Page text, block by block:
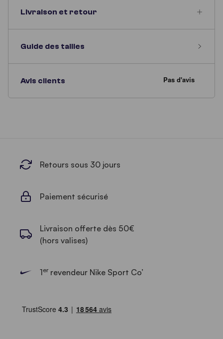
Livraison et retour
Guide des tailles
Avis clients
Retours sous 30 jours
Paiement sécurisé
Livraison offerte dès 50€
(hors valises)
1errevendeur Nike Sport Co’